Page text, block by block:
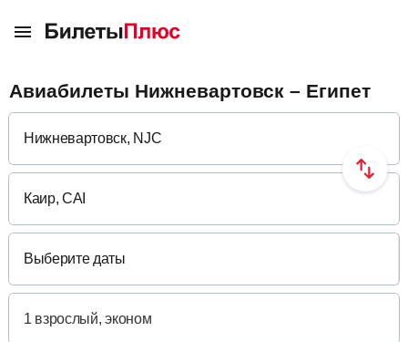
Авиабилеты Нижневартовск – Египет
Выберите даты